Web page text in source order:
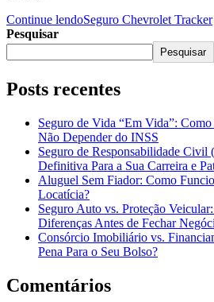
Continue lendoSeguro Chevrolet Tracker
Pesquisar
Pesquisar
Posts recentes
Seguro de Vida “Em Vida”: Como
Não Depender do INSS
Seguro de Responsabilidade Civil
Definitiva Para a Sua Carreira e
Aluguel Sem Fiador: Como
Locatícia?
Seguro Auto vs. Proteção
Diferenças Antes de Fechar
Consórcio Imobiliário vs.
Pena Para o Seu Bolso?
Comentários